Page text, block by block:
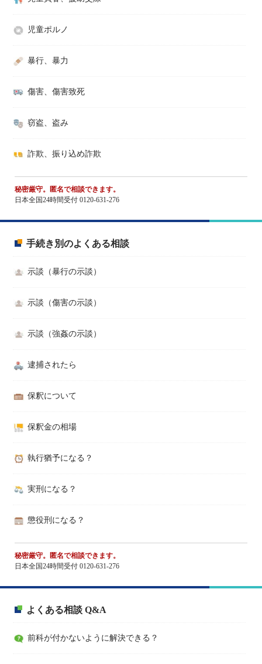
児童ポルノ
暴行、暴力
傷害、傷害致死
窃盗、盗み
詐欺、振り込め詐欺
秘密厳守。匿名で相談できます。
日本全国24時間受付 0120-631-276
手続き別のよくある相談
示談（暴行の示談）
示談（傷害の示談）
示談（強姦の示談）
逮捕されたら
保釈について
保釈金の相場
執行猶予になる？
実刑になる？
懲役刑になる？
秘密厳守。匿名で相談できます。
日本全国24時間受付 0120-631-276
よくある相談 Q&A
前科が付かないように解決できる？